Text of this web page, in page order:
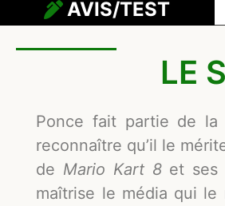
AVIS/TEST
LE
Ponce fait partie de la
reconnaître qu’il le
de Mario Kart 8et ses
maîtrise le média qui le